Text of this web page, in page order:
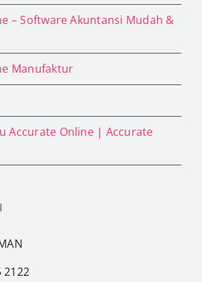
– Software Akuntansi Mudah &
Manufaktur
Accurate Online | Accurate
2122